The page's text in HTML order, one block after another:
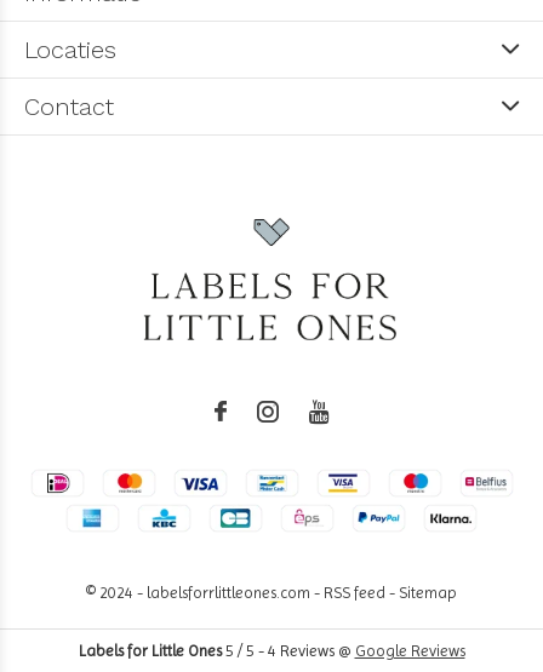
Locaties
Contact
© 2024 - labelsforrlittleones.com - RSS feed - Sitemap
Labels for Little Ones5 / 5 - 4 Reviews @ Google Reviews